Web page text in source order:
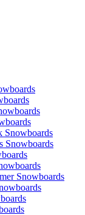
Snowboards
Snowboards
Snowboards